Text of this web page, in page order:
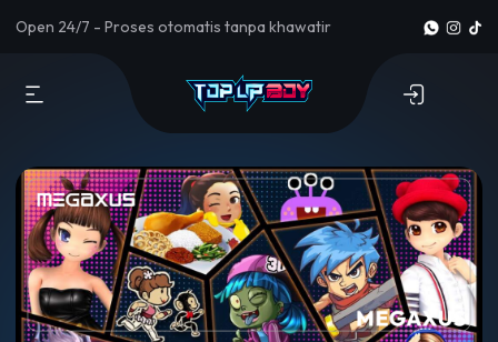
Open 24/7 - Proses otomatis tanpa khawatir